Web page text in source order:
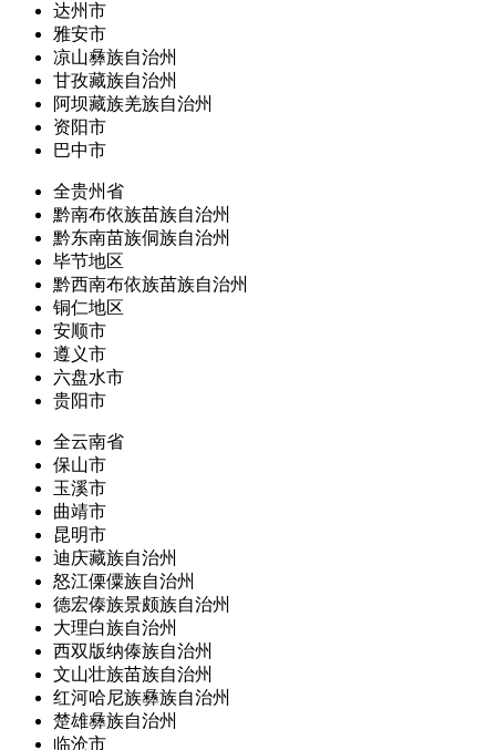
达州市
雅安市
凉山彝族自治州
甘孜藏族自治州
阿坝藏族羌族自治州
资阳市
巴中市
全贵州省
黔南布依族苗族自治州
黔东南苗族侗族自治州
毕节地区
黔西南布依族苗族自治州
铜仁地区
安顺市
遵义市
六盘水市
贵阳市
全云南省
保山市
玉溪市
曲靖市
昆明市
迪庆藏族自治州
怒江傈僳族自治州
德宏傣族景颇族自治州
大理白族自治州
西双版纳傣族自治州
文山壮族苗族自治州
红河哈尼族彝族自治州
楚雄彝族自治州
临沧市